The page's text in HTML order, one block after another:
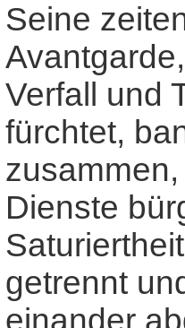
Seine
Verfall und
fürchtet,
Dienste
getrennt
einander